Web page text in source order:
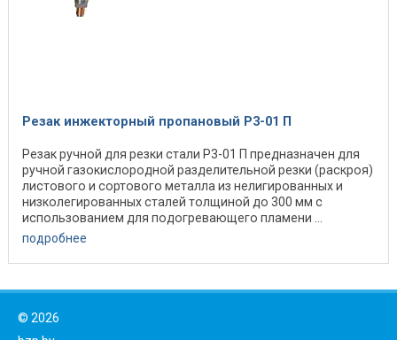
Резак инжекторный пропановый Р3-01 П
Резак ручной для резки стали Р3-01 П предназначен для
ручной газокислородной разделительной резки (раскроя)
листового и сортового металла из нелигированных и
низколегированных сталей толщиной до 300 мм с
использованием для подогревающего пламени ...
подробнее
© 2026